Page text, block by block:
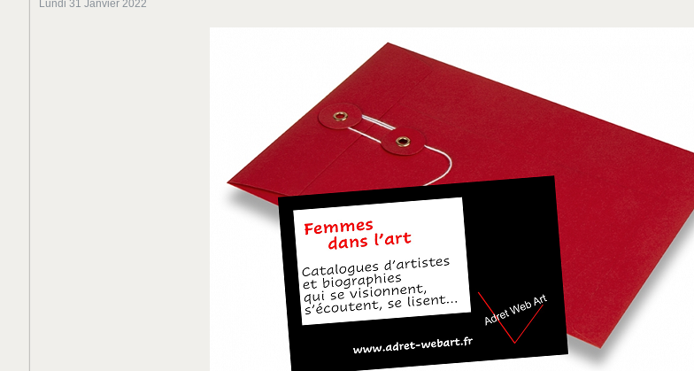
Lundi 31 Janvier 2022